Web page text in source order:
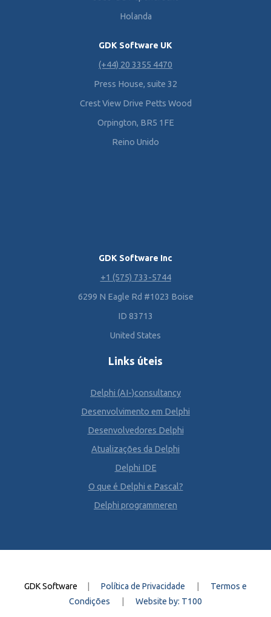
Holanda
GDK Software UK
(+44) 20 3355 4470
Press House, suite 32
Crest View Drive Petts Wood
Orpington, BR5 1FE
Reino Unido
GDK Software Inc
+1 (575) 733-5744
6299 N Eagle Rd #1023 Boise
ID 83713
United States
Links úteis
Delphi (AI-)consultancy
Desenvolvimento em Delphi
Desenvolvedores Delphi
Atualizações da Delphi
Delphi IDE
O que é Delphi e Pascal?
Delphi programmeren
GDK Software Política de Privacidade
Termos e
Condições
Website by: T100